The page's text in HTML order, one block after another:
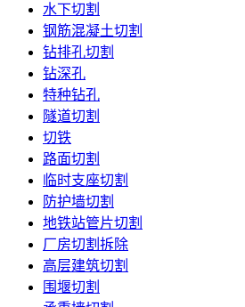
水下切割
钢筋混凝土切割
钻排孔切割
钻深孔
特种钻孔
隧道切割
切铁
路面切割
临时支座切割
防护墙切割
地铁站管片切割
厂房切割拆除
高层建筑切割
围堰切割